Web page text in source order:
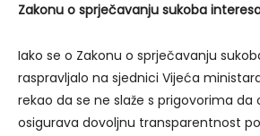
Zakonu o sprječavanju sukoba
Iako se o Zakonu o sprječavanju
raspravljalo na sjednici Vijeća
rekao da se ne slaže s prigovorima da
osigurava dovoljnu transparentnost